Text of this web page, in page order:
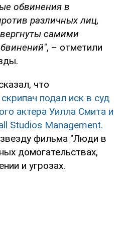
обвинения в
различных лиц,
самими
, – отметили
что
подал иск в суд
актера Уилла Смита и
Studios Management.
фильма "Люди в
домогательствах,
и угрозах.